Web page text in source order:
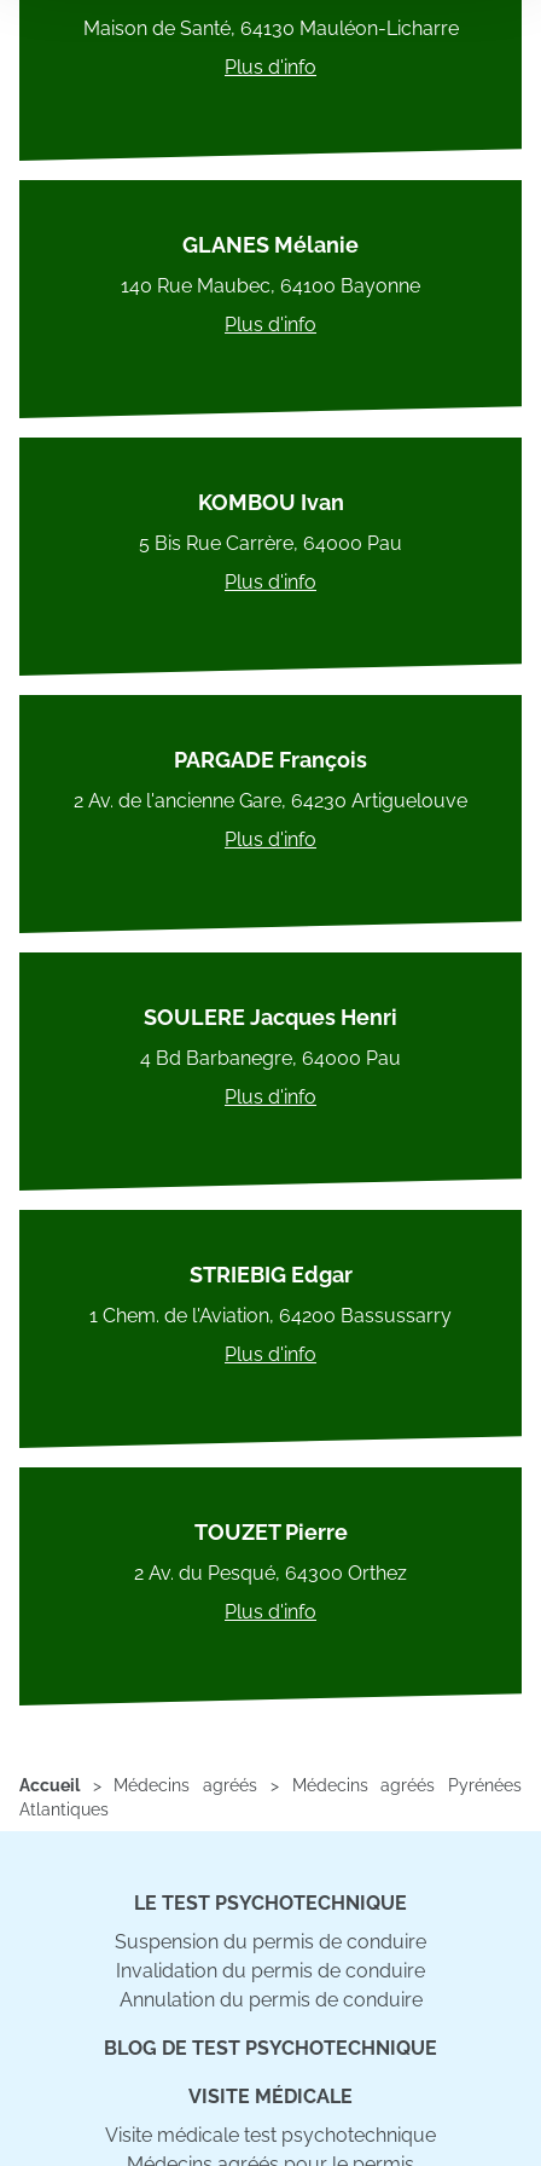
notre site avec nos partenaires de médias sociaux, de
publicité et d'analyse, qui peuvent combiner celles-ci
Maison de Santé, 64130 Mauléon-Licharre
Plus d'info
GLANES Mélanie
140 Rue Maubec, 64100 Bayonne
Plus d'info
KOMBOU Ivan
5 Bis Rue Carrère, 64000 Pau
Plus d'info
PARGADE François
2 Av. de l'ancienne Gare, 64230 Artiguelouve
Plus d'info
SOULERE Jacques Henri
4 Bd Barbanegre, 64000 Pau
Plus d'info
STRIEBIG Edgar
1 Chem. de l'Aviation, 64200 Bassussarry
Plus d'info
TOUZET Pierre
2 Av. du Pesqué, 64300 Orthez
Plus d'info
Accueil> Médecins agréés >
Médecins agréés Pyrénées
Atlantiques
LE TEST PSYCHOTECHNIQUE
Suspension du permis de conduire
Invalidation du permis de conduire
Annulation du permis de conduire
BLOG DE TEST PSYCHOTECHNIQUE
VISITE MÉDICALE
Visite médicale test psychotechnique